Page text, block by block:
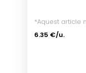
*Aquest article
6.35 €/u.